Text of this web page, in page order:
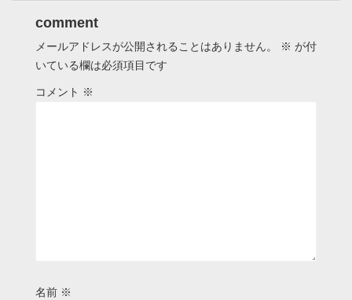
comment
メールアドレスが公開されることはありません。 ※ が付
いている欄は必須項目です
コメント ※
名前 ※